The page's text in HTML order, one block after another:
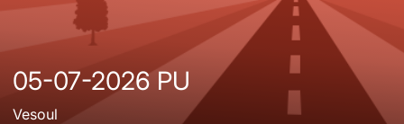
05-07-2026 PU
Vesoul